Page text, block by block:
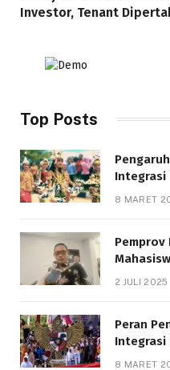
Investor, Tenant
Top Posts
Integrasi
8 MARET
Pemprov
Bantuan
2 JULI 2025
Peran
Integrasi
8 MARET